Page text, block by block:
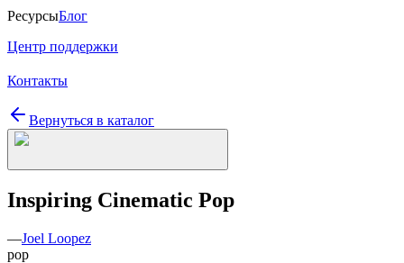
РесурсыБлог
Центр поддержки
Контакты
Вернуться в каталог
Inspiring Cinematic Pop
—Joel Loopez
pop